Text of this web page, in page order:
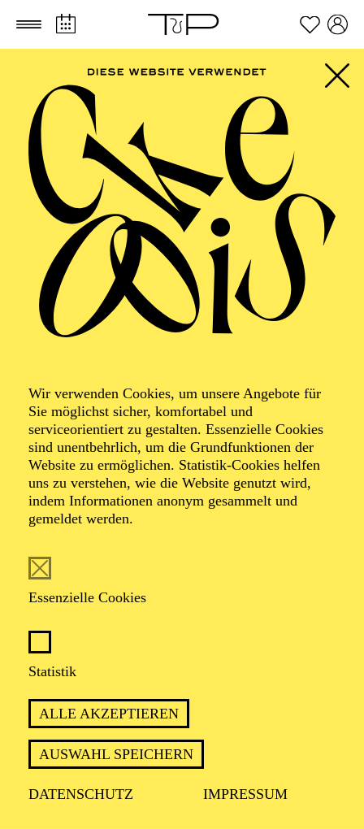
Zum Hauptinhalt springen Zum Footer springen
Wir verwenden Cookies, um unsere Angebote für
Sie möglichst sicher, komfortabel und
serviceorientiert zu gestalten. Essenzielle Cookies
sind unentbehrlich, um die Grundfunktionen der
Website zu ermöglichen. Statistik-Cookies helfen
uns zu verstehen, wie die Website genutzt wird,
indem Informationen anonym gesammelt und
gemeldet werden.
Essenzielle Cookies
Statistik
ALLE AKZEPTIEREN
AUSWAHL SPEICHERN
DATENSCHUTZ IMPRESSUM
AALTO MUSIKTHEATER
StadTräume
Ein Crossover-Abend mit Theaterprofis und jungen
Bürger*innen
In Kooperation mit dem Unesco-Gymnasium
Beschreibung
Die große Bühne im Aalto-Theater, Schüler*innen des
Essener Philharmoniker und das United Rock